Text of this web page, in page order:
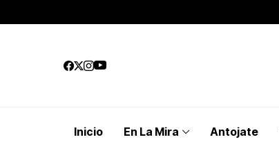
Inicio En La Mira Antojate